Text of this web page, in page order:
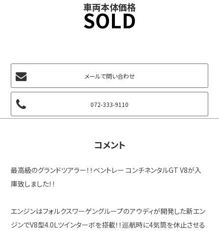
車両本体価格
SOLD
メールで問い合わせ
072-333-9110
コメント
最高級のグランドツアラー！！ベントレー コンチネンタルGT V8が入
庫致しました！！
エンジンはフォルクスワーゲングループのアウディが開発した新エン
ジンでV8型4.0Lツインターボを搭載！！巡航時に4気筒を休止させる